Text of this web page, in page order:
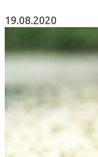
19.08.2020